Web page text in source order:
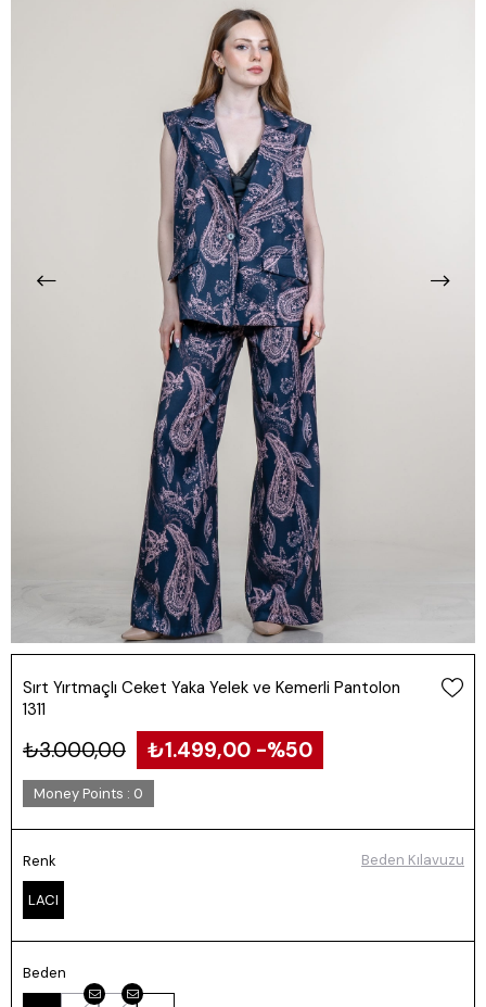
Sırt Yırtmaçlı Ceket Yaka Yelek ve Kemerli Pantolon
1311
₺3.000,00 ₺1.499,00 50
Money Points : 0
Renk
LACI
Beden
Beden Kılavuzu